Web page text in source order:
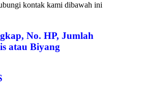
kontak kami dibawah ini
No. HP, Jumlah
atau Biyang